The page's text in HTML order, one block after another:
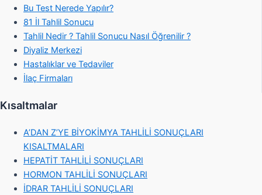
Bu Test Nerede Yapılır?
81 İl Tahlil Sonucu
Tahlil Nedir ? Tahlil Sonucu Nasıl Öğrenilir ?
Diyaliz Merkezi
Hastalıklar ve Tedaviler
İlaç Firmaları
Kısaltmalar
A’DAN Z’YE BİYOKİMYA TAHLİLİ SONUÇLARI
KISALTMALARI
HEPATİT TAHLİLİ SONUÇLARI
HORMON TAHLİLİ SONUÇLARI
İDRAR TAHLİLİ SONUÇLARI